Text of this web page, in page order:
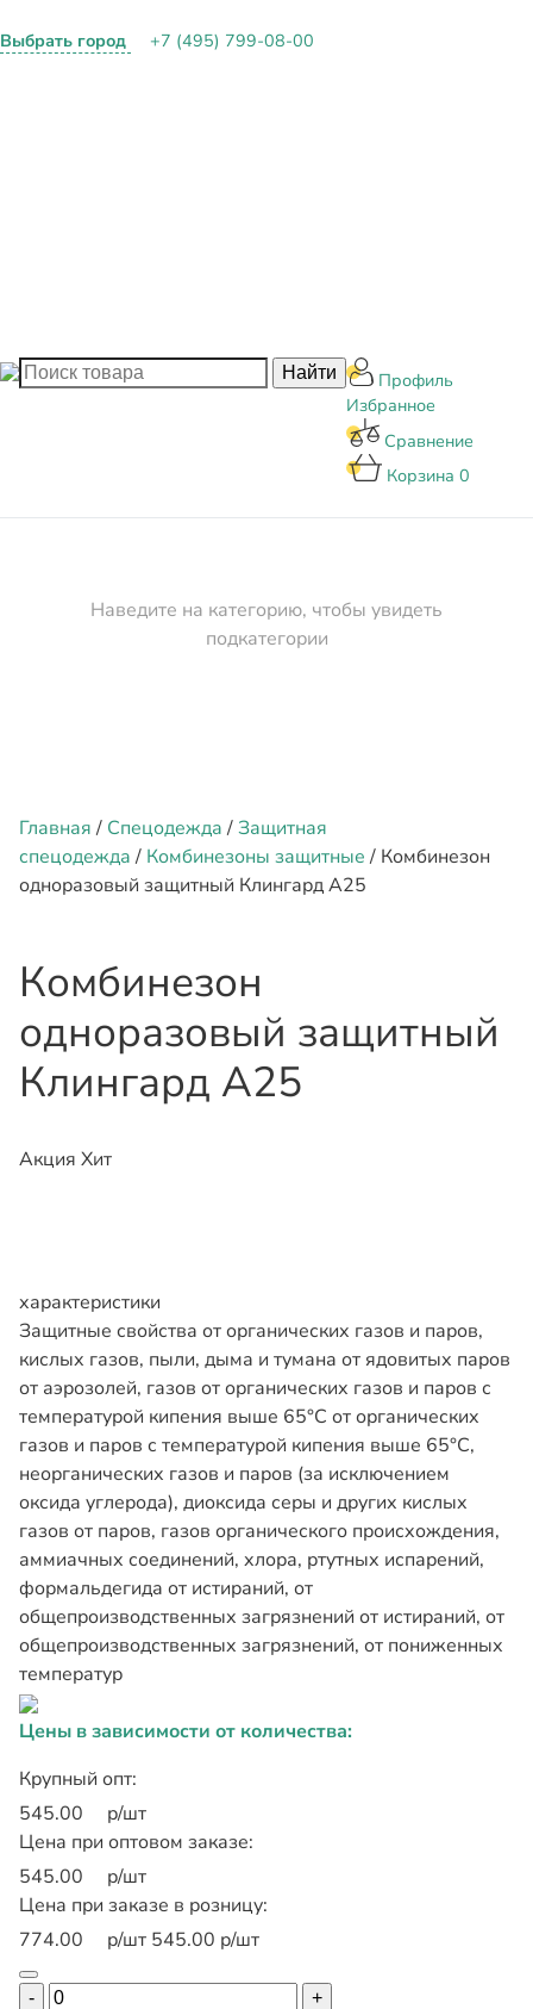
Выбрать город +7 (495) 799-08-00
Профиль
Избранное
Сравнение
Корзина 0
Наведите на категорию, чтобы увидеть
подкатегории
Главная/ Спецодежда/Защитная
спецодежда/ Комбинезоны защитные/ Комбинезон
одноразовый защитный Клингард А25
Комбинезон
одноразовый защитный
Клингард А25
Акция Хит
характеристики
Защитные свойства от органических газов и паров,
кислых газов, пыли, дыма и тумана от ядовитых паров
от аэрозолей, газов от органических газов и паров с
температурой кипения выше 65°C от органических
газов и паров с температурой кипения выше 65°С,
неорганических газов и паров (за исключением
оксида углерода), диоксида серы и других кислых
газов от паров, газов органического происхождения,
аммиачных соединений, хлора, ртутных испарений,
формальдегида от истираний, от
общепроизводственных загрязнений от истираний, от
общепроизводственных загрязнений, от пониженных
температур
Цены в зависимости от количества:
Крупный опт:
545.00
р/шт
Цена при оптовом заказе:
545.00
р/шт
Цена при заказе в розницу:
774.00
р/шт 545.00 р/шт
- +